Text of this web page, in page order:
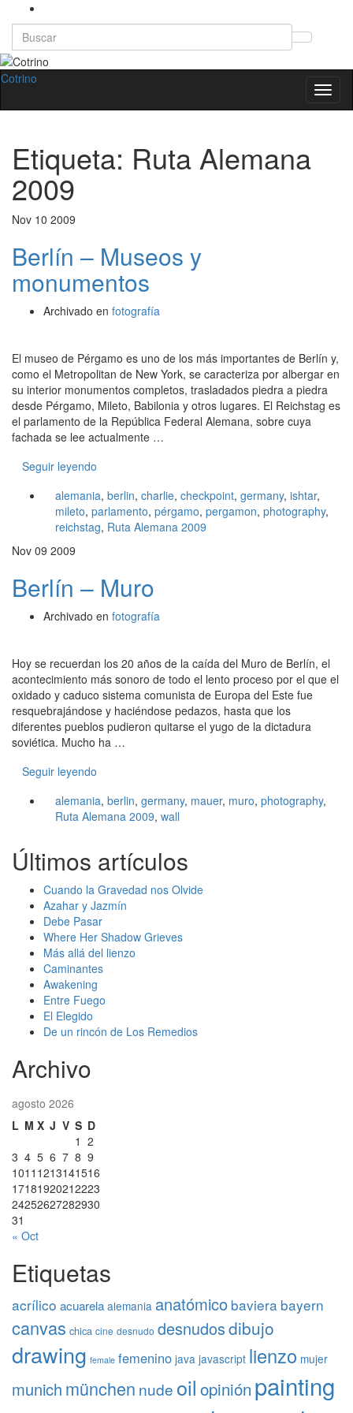
de
Search
for:
la
Cotrino
Etiqueta: Ruta Alemana
2009
Nov 10 2009
Berlín – Museos y
monumentos
Archivado en fotografía
El museo de Pérgamo es uno de los más importantes de Berlín y,
como el Metropolitan de New York, se caracteriza por albergar en
su interior monumentos completos, trasladados piedra a piedra
desde Pérgamo, Mileto, Babilonia y otros lugares. El Reichstag es
el parlamento de la República Federal Alemana, sobre cuya
fachada se lee actualmente …
Seguir leyendo
alemania, berlin, charlie, checkpoint, germany, ishtar,
mileto, parlamento, pérgamo, pergamon, photography,
reichstag, Ruta Alemana 2009
Nov 09 2009
Berlín – Muro
Archivado en fotografía
Hoy se recuerdan los 20 años de la caída del Muro de Berlín, el
acontecimiento más sonoro de todo el lento proceso por el que el
oxidado y caduco sistema comunista de Europa del Este fue
resquebrajándose y haciéndose pedazos, hasta que los
diferentes pueblos pudieron quitarse el yugo de la dictadura
soviética. Mucho ha …
Seguir leyendo
alemania, berlin, germany, mauer, muro, photography,
Ruta Alemana 2009, wall
Últimos artículos
Cuando la Gravedad nos Olvide
Azahar y Jazmín
Debe Pasar
Where Her Shadow Grieves
Más allá del lienzo
Caminantes
Awakening
Entre Fuego
El Elegido
De un rincón de Los Remedios
Archivo
agosto 2026
L M X J V S D
1 2
3 4 5 6 7 8 9
1011 1213141516
17181920212223
24252627282930
31
« Oct
Etiquetas
acrílico acuarela alemania anatómico baviera bayern
canvas chica cine desnudo desnudosdibujo
drawing female femenino java javascript lienzo mujer
munich münchen nude oil opinión painting